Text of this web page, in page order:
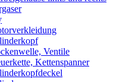
Ventile
Kettenspanner